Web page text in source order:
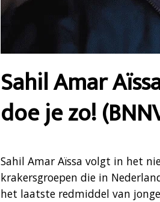
Sahil Amar
doe je zo!
Sahil Amar Aïssa volgt in het
krakersgroepen die in
het laatste redmiddel van